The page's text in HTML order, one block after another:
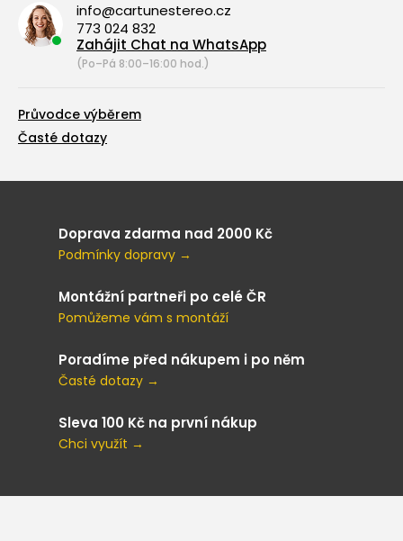
info@cartunestereo.cz
773 024 832
Zahájit Chat na WhatsApp
(Po–Pá 8:00–16:00 hod.)
Průvodce výběrem
Časté dotazy
Doprava zdarma nad 2000 Kč
Podmínky dopravy →
Montážní partneři po celé ČR
Pomůžeme vám s montáží
Poradíme před nákupem i po něm
Časté dotazy →
Sleva 100 Kč na první nákup
Chci využít →